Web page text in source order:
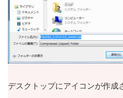
デスクトップにアイコンが作成